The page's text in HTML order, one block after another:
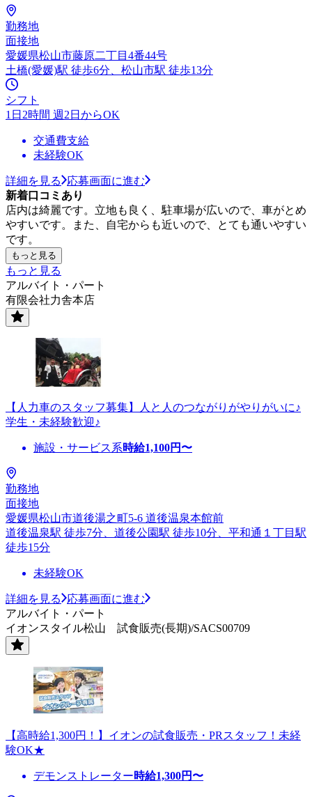
勤務地
面接地
愛媛県松山市藤原二丁目4番44号
土橋(愛媛)駅 徒歩6分、松山市駅 徒歩13分
シフト
1日2時間 週2日からOK
交通費支給
未経験OK
詳細を見る
応募画面に進む
新着口コミあり
店内は綺麗です。立地も良く、駐車場が広いので、車がとめ
やすいです。また、自宅からも近いので、とても通いやすい
です。
もっと見る
もっと見る
アルバイト・パート
有限会社力舎本店
【人力車のスタッフ募集】人と人のつながりがやりがいに♪
学生・未経験歓迎♪
施設・サービス系時給1,100円〜
勤務地
面接地
愛媛県松山市道後湯之町5-6 道後温泉本館前
道後温泉駅 徒歩7分、道後公園駅 徒歩10分、平和通１丁目駅
徒歩15分
未経験OK
詳細を見る
応募画面に進む
アルバイト・パート
イオンスタイル松山 試食販売(長期)/SACS00709
【高時給1,300円！】イオンの試食販売・PRスタッフ！未経
験OK★
デモンストレーター時給1,300円〜